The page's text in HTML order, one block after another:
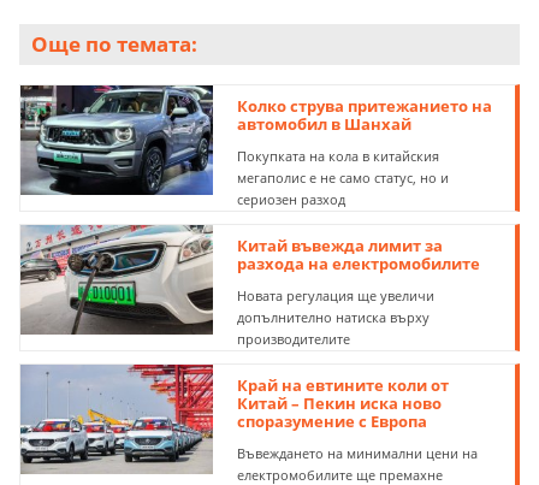
Още по темата:
Колко струва притежанието на
автомобил в Шанхай
Покупката на кола в китайския
мегаполис е не само статус, но и
сериозен разход
Китай въвежда лимит за
разхода на електромобилите
Новата регулация ще увеличи
допълнително натиска върху
производителите
Край на евтините коли от
Китай – Пекин иска ново
споразумение с Европа
Въвеждането на минимални цени на
електромобилите ще премахне